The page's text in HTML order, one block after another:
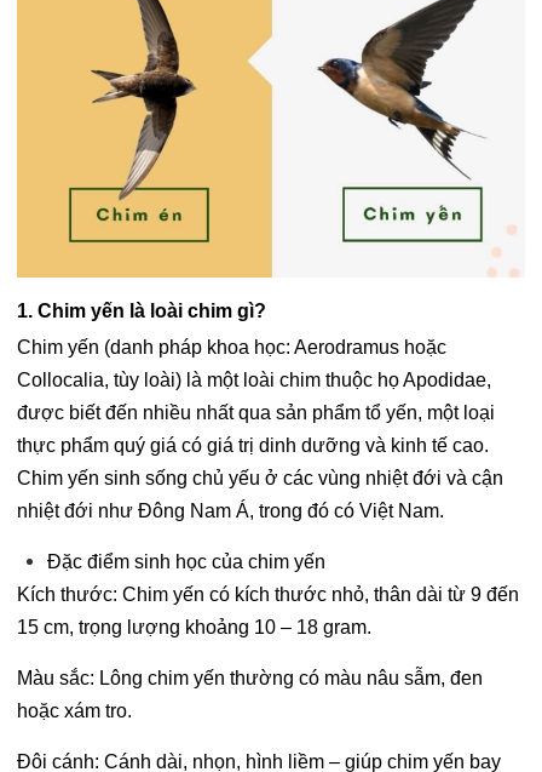
1. Chim yến là loài chim gì?
Chim yến (danh pháp khoa học: Aerodramus hoặc
Collocalia, tùy loài) là một loài chim thuộc họ Apodidae,
được biết đến nhiều nhất qua sản phẩm tổ yến, một loại
thực phẩm quý giá có giá trị dinh dưỡng và kinh tế cao.
Chim yến sinh sống chủ yếu ở các vùng nhiệt đới và cận
nhiệt đới như Đông Nam Á, trong đó có Việt Nam.
Đặc điểm sinh học của chim yến
Kích thước: Chim yến có kích thước nhỏ, thân dài từ 9 đến
15 cm, trọng lượng khoảng 10 – 18 gram.
Màu sắc: Lông chim yến thường có màu nâu sẫm, đen
hoặc xám tro.
Đôi cánh: Cánh dài, nhọn, hình liềm – giúp chim yến bay